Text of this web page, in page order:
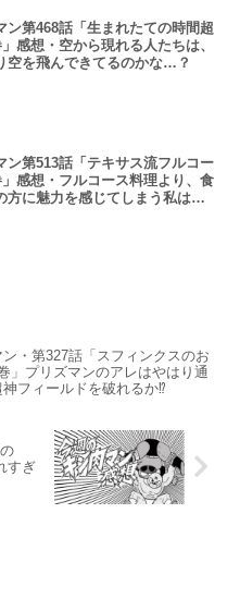
ン第468話「生まれたての時間超
感想・空から現れる人たちは、
空を飛んできてるのかな…？
ン第513話「テキサス流フルコー
感想・フルコース料理より、食
方に魅力を感じてしまう私は貧
ン・第327話「スフィンクスのお
」プリズマンのアレはやはり通
神フィールドを破れるか⁉︎
すぎ